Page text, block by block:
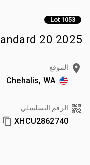
Lot 1053
2025 20 ft Standard حاويات تخزين
الموقع
Chehalis, WA
الرقم التسلسلي
XHCU2862740